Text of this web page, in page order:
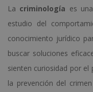
La criminología es
estudio del
conocimiento jurídico
buscar soluciones
sienten curiosidad por el
la prevención del